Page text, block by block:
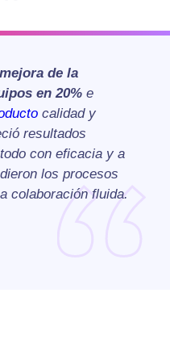
mejora de la
en 20% e
calidad y
resultados
con eficacia y a
los procesos
colaboración fluida.